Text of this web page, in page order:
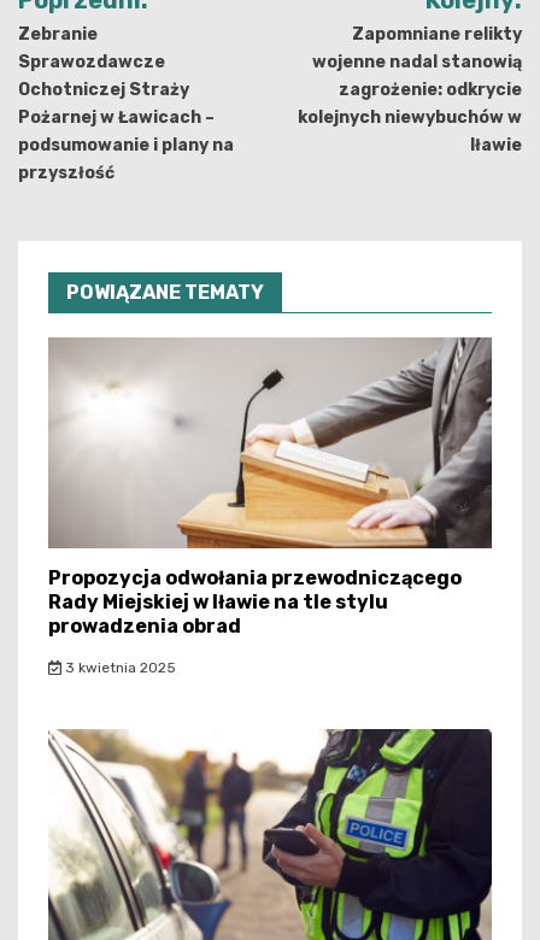
wpisu
Zebranie
Sprawozdawcze
Ochotniczej Straży
Pożarnej w Ławicach –
podsumowanie i plany na
przyszłość
Zapomniane relikty
wojenne nadal stanowią
zagrożenie: odkrycie
kolejnych niewybuchów w
Iławie
POWIĄZANE TEMATY
Propozycja odwołania przewodniczącego
Rady Miejskiej w Iławie na tle stylu
prowadzenia obrad
3 kwietnia 2025